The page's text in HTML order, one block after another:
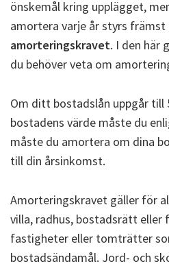
önskemål kring upplägget,
amortera varje år styrs främst
amorteringskravet. I den här
du behöver veta om
Om ditt bostadslån uppgår till
bostadens värde måste du
måste du amortera om dina
till din årsinkomst.
Amorteringskravet gäller för
villa, radhus, bostadsrätt eller
fastigheter eller tomträtter
bostadsändamål. Jord- och